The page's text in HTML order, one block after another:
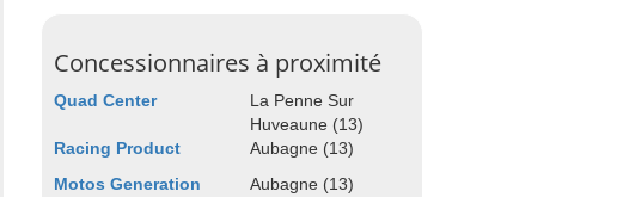
Concessionnaires à proximité
Quad Center
La Penne Sur
Huveaune (13)
Racing Product
Aubagne (13)
Motos Generation
Aubagne (13)